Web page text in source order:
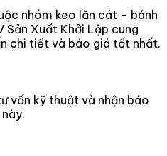
nhóm keo lăn cát – bánh
Sản Xuất Khởi Lập cung
chi tiết và báo giá tốt nhất.
vấn kỹ thuật và nhận báo